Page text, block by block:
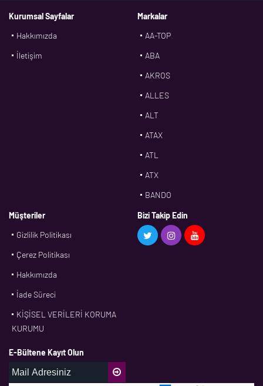
Kurumsal Sayfalar
Hakkımızda
İletişim
Markalar
AA-TOP
ABA
AKROS
ALLES
ALT
ATAX
ATL
ATX
BANDO
BMS
CDF
Müşteriler
Gizlilik Politikası
Çerez Politikası
Hakkımızda
İade Süreci
KİŞİSEL VERİLERİ KORUMA
KURUMU
Bizi Takip Edin
E-Bültene Kayıt Olun